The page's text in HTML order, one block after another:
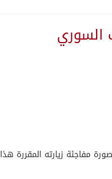
السوري
مفاجئة زيارته المقررة هذا